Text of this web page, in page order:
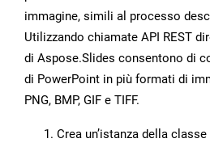
immagine, simili al processo
Utilizzando chiamate API REST
di Aspose.Slides consentono di
di PowerPoint in più formati di
PNG, BMP, GIF e TIFF.
Crea un’istanza della classe